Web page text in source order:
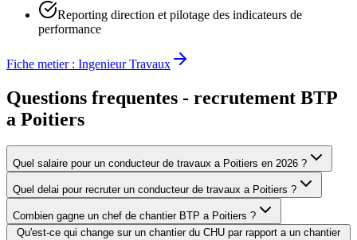
Reporting direction et pilotage des indicateurs de
performance
Fiche metier : Ingenieur Travaux
Questions frequentes - recrutement BTP
a Poitiers
Quel salaire pour un conducteur de travaux a Poitiers en 2026 ?
Quel delai pour recruter un conducteur de travaux a Poitiers ?
Combien gagne un chef de chantier BTP a Poitiers ?
Qu'est-ce qui change sur un chantier du CHU par rapport a un chantier